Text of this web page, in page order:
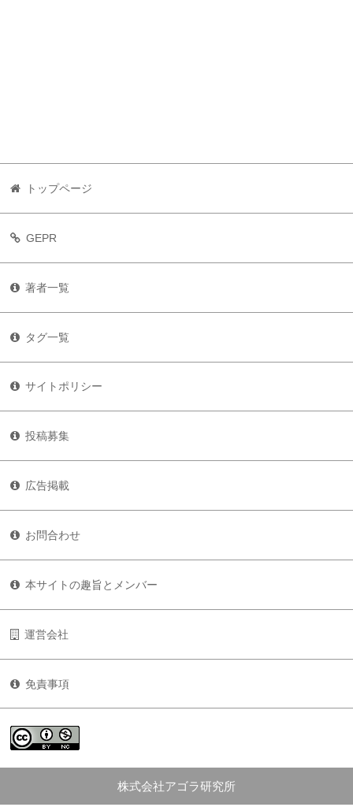
トップページ
GEPR
著者一覧
タグ一覧
サイトポリシー
投稿募集
広告掲載
お問合わせ
本サイトの趣旨とメンバー
運営会社
免責事項
株式会社アゴラ研究所